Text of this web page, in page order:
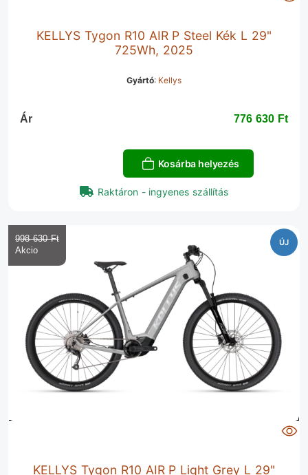
KELLYS Tygon R10 AIR P Steel Kék L 29"
725Wh, 2025
Gyártó: Kellys
Ár 776 630 Ft‎
Kosárba helyezés
Raktáron - ingyenes szállítás
ÚJ
KELLYS Tygon R10 AIR P Light Grey L 29"
998 630 Ft‎